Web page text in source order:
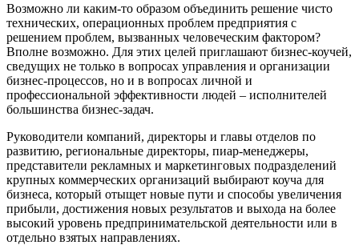
Возможно ли каким-то образом объединить решение чисто
технических, операционных проблем предприятия с
решением проблем, вызванных человеческим фактором?
Вполне возможно. Для этих целей приглашают бизнес-коучей,
сведущих не только в вопросах управления и организации
бизнес-процессов, но и в вопросах личной и
профессиональной эффективности людей – исполнителей
большинства бизнес-задач.
Руководители компаний, директоры и главы отделов по
развитию, региональные директоры, пиар-менеджеры,
представители рекламных и маркетинговых подразделений
крупных коммерческих организаций выбирают коуча для
бизнеса, который отыщет новые пути и способы увеличения
прибыли, достижения новых результатов и выхода на более
высокий уровень предпринимательской деятельности или в
отдельно взятых направлениях.